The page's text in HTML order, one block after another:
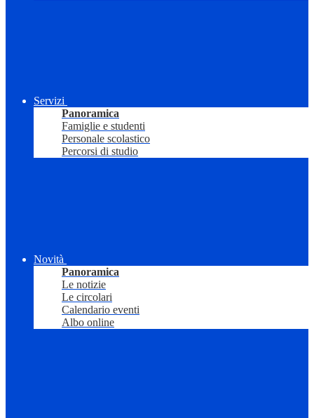
Servizi
Panoramica
Famiglie e studenti
Personale scolastico
Percorsi di studio
Novità
Panoramica
Le notizie
Le circolari
Calendario eventi
Albo online